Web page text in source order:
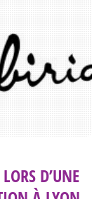
D’UNE